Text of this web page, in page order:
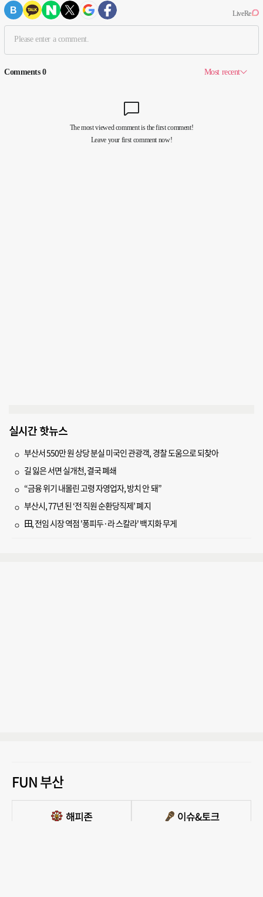
실시간 핫뉴스
부산서 550만 원 상당 분실 미국인 관광객, 경찰 도움으로 되찾아
길 잃은 서면 실개천, 결국 폐쇄
“금융 위기 내몰린 고령 자영업자, 방치 안 돼”
부산시, 77년 된 ‘전 직원 순환당직제’ 폐지
田, 전임 시장 역점 '퐁피두·라 스칼라' 백지화 무게
FUN 부산